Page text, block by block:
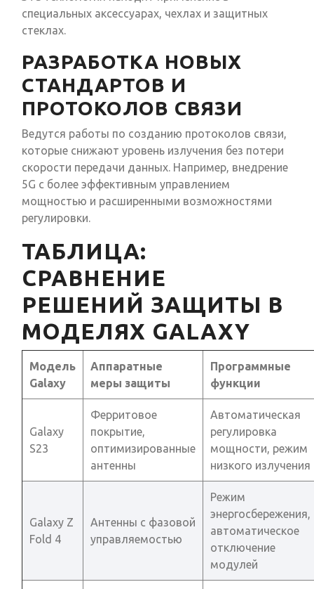
специальных аксессуарах, чехлах и защитных
стеклах.
РАЗРАБОТКА НОВЫХ
СТАНДАРТОВ И
ПРОТОКОЛОВ СВЯЗИ
Ведутся работы по созданию протоколов связи,
которые снижают уровень излучения без потери
скорости передачи данных. Например, внедрение
5G с более эффективным управлением
мощностью и расширенными возможностями
регулировки.
ТАБЛИЦА:
СРАВНЕНИЕ
РЕШЕНИЙ ЗАЩИТЫ В
МОДЕЛЯХ GALAXY
Модель
Galaxy
Аппаратные
меры защиты
Программные
функции
Galaxy
S23
Ферритовое
покрытие,
оптимизированные
антенны
Автоматическая
регулировка
мощности, режим
низкого излучения
Galaxy Z
Fold 4
Антенны с фазовой
управляемостью
Режим
энергосбережения,
автоматическое
отключение
модулей